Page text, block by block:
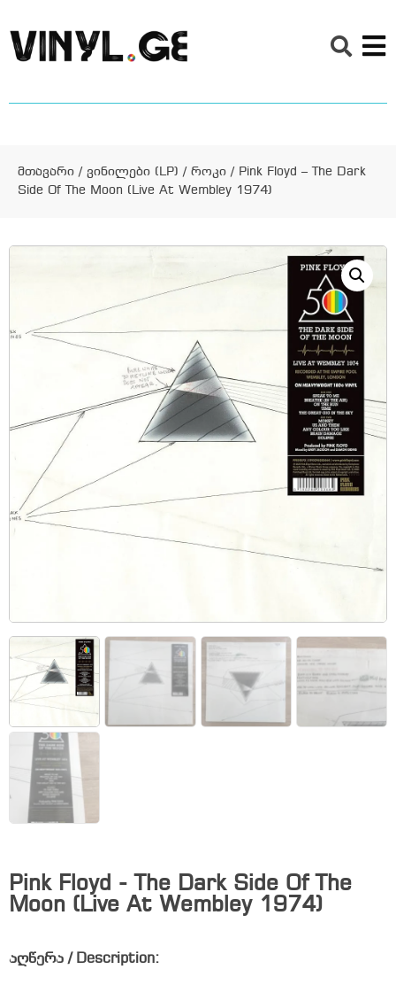
მთავარი / ვინილები (LP) / როკი / Pink Floyd – The Dark
Side Of The Moon (Live At Wembley 1974)
Pink Floyd - The Dark Side Of The
Moon (Live At Wembley 1974)
აღწერა / Description: